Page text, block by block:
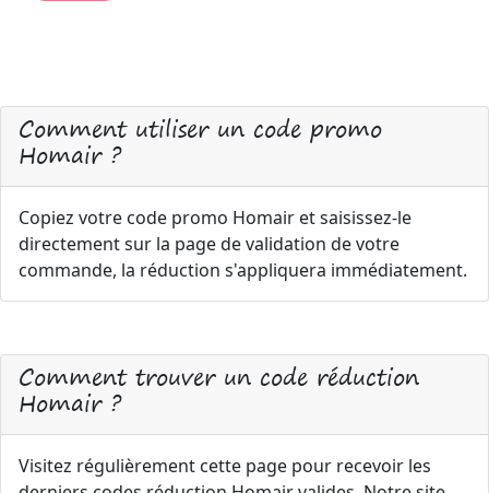
Comment utiliser un code promo
Homair ?
Copiez votre code promo Homair et saisissez-le
directement sur la page de validation de votre
commande, la réduction s'appliquera immédiatement.
Comment trouver un code réduction
Homair ?
Visitez régulièrement cette page pour recevoir les